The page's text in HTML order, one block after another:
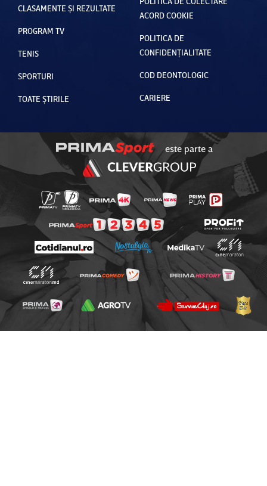
CLASAMENTE ȘI REZULTATE
PROGRAM TV
TENIS
SPORTURI
TOATE ȘTIRILE
ACORD COOKIE
POLITICA DE
CONFIDENȚIALITATE
COD DEONTOLOGIC
CARIERE
este parte a